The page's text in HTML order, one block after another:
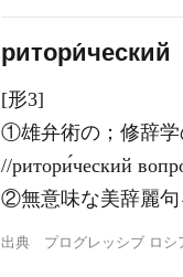
ритори́ческий
[形3]
①雄弁術の；修辞学
//ритори́ческий
②無意味な美辞麗句
出典 プログレッシブ ロシ